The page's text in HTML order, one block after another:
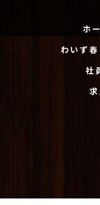
ホ
わいず
社